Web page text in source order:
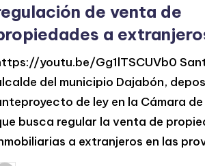
de venta de
a
youtu.be/Gg1lTSCUVb0
del municipio Dajabón,
de ley en la Cámara
busca regular la venta de
a extranjeros en las